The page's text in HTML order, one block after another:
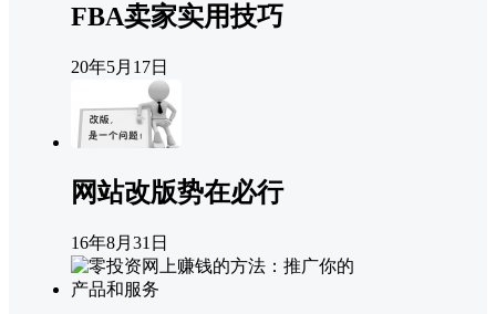
FBA卖家实用技巧
20年5月17日
网站改版势在必行
16年8月31日